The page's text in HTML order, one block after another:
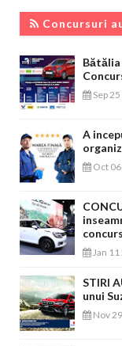
Concursuri
Sep
A
Oct
Jan
STIRI
unui
Nov